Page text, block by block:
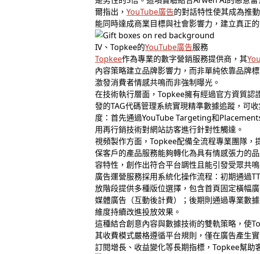
爾指出，YouTube廣告的對話特性使其成為推
能同時達成商業目標與社會影響力，建立真正
IV、Topkee的YouTube廣告服務
Topkee作為專業的數字營銷服務提供商，其
內容策略建立品牌影響力，而非單純依靠品牌
激發消費者情感共鳴而非強制曝光。
在技術執行層面，Topkee擁有經過官方資質
發的TAG代碼管理系統實現精準數據追蹤，可
度：首先通過YouTube Targeting和
用再行銷技術對網站訪客進行針對性觸達。
視頻製作方面，Topkee配備全流程專業團隊
保客戶的產品服務能夠轉化為具有情感張力的
容特性，創作出符合平台調性且能引發受眾共
廣告運營服務採用系統化操作流程：初期通過
放階段提供多種版位選擇，包含首頁固定橫幅
媒體廣告（互動後計費）；後期則通過專業數
維度持續改進投放效果。
這種結合創意內容與數據技術的雙軌策略，使
其收費模式嚴格遵循平台規則，僅在廣告產生
訂閱增長、收益變化等長期指標，Topkee幫助